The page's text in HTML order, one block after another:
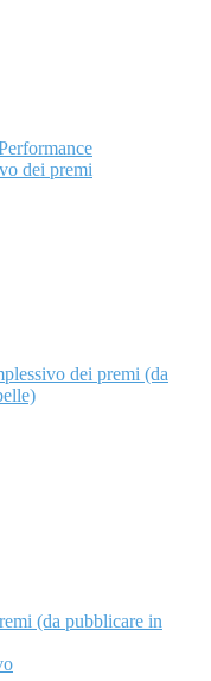
dei premi
dei premi (da
(da pubblicare in